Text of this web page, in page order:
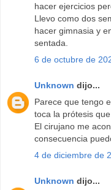
hacer ejercicios
Llevo como dos
hacer gimnasia y
sentada.
6 de octubre de
Unknown dijo...
Parece que tengo
toca la prótesis
El cirujano me
consecuencia
4 de diciembre de
Unknown dijo...